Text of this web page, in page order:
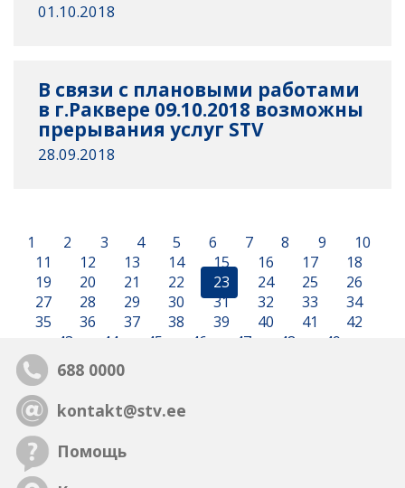
01.10.2018
В связи с плановыми работами
в г.Раквере 09.10.2018 возможны
прерывания услуг STV
28.09.2018
1 2 3 4 5 6 7 8 9
10
11
12 13 14 15 16 17
18
19
20 21 22 23 24 25
26
27
28 29 30 31 32 33
34
35
36 37 38 39 40 41
42
43
44 45 46 47 48 49
688 0000
kontakt@stv.ee
Помощь